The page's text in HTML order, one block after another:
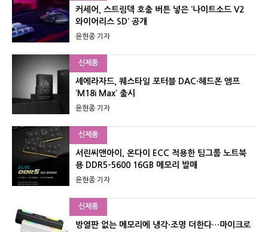
커세어, 스트림덱 호출 버튼 넣은 ‘나이트소드 V2
와이어리스 SD’ 공개
윤현종 기자
신제품
셰에라자드, 퀘스타일 포터블 DAC·헤드폰 앰프
‘M18i Max’ 출시
윤현종 기자
신제품
서린씨앤아이, 온다이 ECC 적용한 팀그룹 노트북
용 DDR5-5600 16GB 메모리 발매
윤현종 기자
신제품
방열판 없는 메모리에 냉각·조명 더한다…마이크로